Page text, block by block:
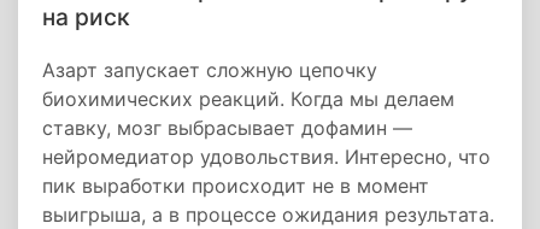
на риск
Азарт запускает сложную цепочку
биохимических реакций. Когда мы делаем
ставку, мозг выбрасывает дофамин —
нейромедиатор удовольствия. Интересно, что
пик выработки происходит не в момент
выигрыша, а в процессе ожидания результата.